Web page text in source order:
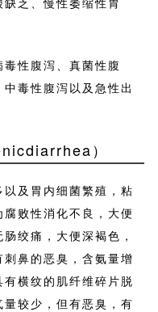
性腹泻、真菌性腹
毒性腹泻以及急性出
）
及胃内细菌繁殖，粘
败性消化不良，大便
绞痛，大便深褐色，
鼻的恶臭，含氨量增
横纹的肌纤维碎片脱
较少，但有恶臭，有